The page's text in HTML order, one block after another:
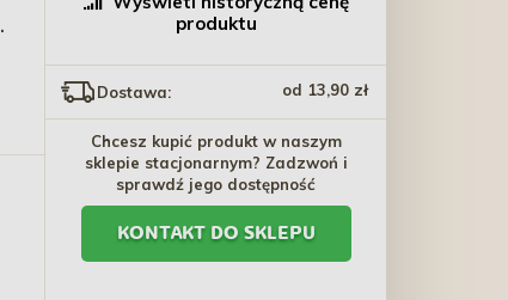
Przysmaki Suszone Kąski
produktu
Dostawa: od 13,90 zł
Chcesz kupić produkt w naszym
sklepie stacjonarnym? Zadzwoń i
sprawdź jego dostępność
KONTAKT DO SKLEPU